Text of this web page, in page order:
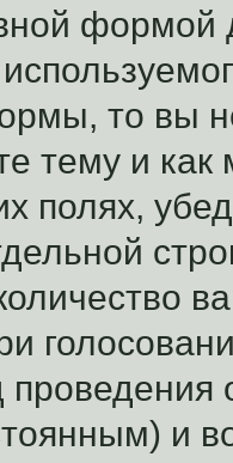
формой
то вы
тему и
полях,
проведения
и